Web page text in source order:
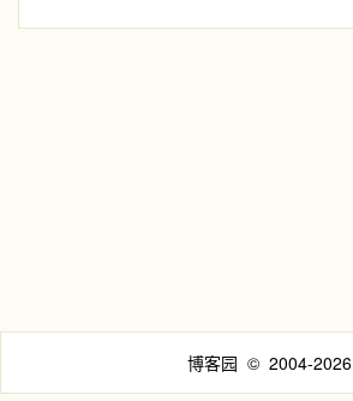
博客园 © 2004-2026